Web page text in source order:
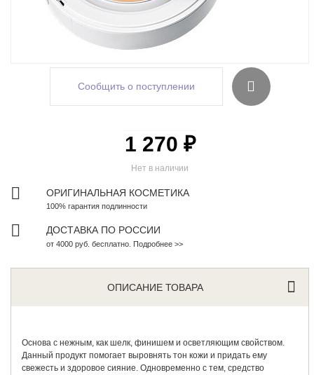
Сообщить о поступлении
Нет в наличии
1 270 ₽
ОРИГИНАЛЬНАЯ КОСМЕТИКА
100% гарантия подлинности
ДОСТАВКА ПО РОССИИ
от 4000 руб. бесплатно. Подробнее >>
ОПИСАНИЕ ТОВАРА
Основа с нежным, как шелк, финишем и осветляющим свойством.
Данный продукт помогает выровнять тон кожи и придать ему
свежесть и здоровое сияние. Одновременно с тем, средство